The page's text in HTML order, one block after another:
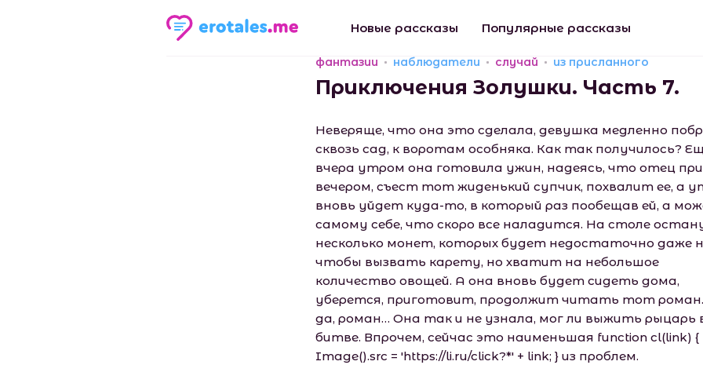
Новые рассказы Популярные рассказы
фантазии наблюдатели случай из присланного
Приключения Золушки. Часть 7.
Неверяще, что она это сделала, девушка медленно
сквозь сад, к воротам особняка. Как так получилось?
вчера утром она готовила ужин, надеясь, что отец
вечером, съест тот жиденький супчик, похвалит ее, а
вновь уйдет куда-то, в который раз пообещав ей, а
самому себе, что скоро все наладится. На столе
несколько монет, которых будет недостаточно даже
чтобы вызвать карету, но хватит на небольшое
количество овощей. А она вновь будет сидеть дома,
уберется, приготовит, продолжит читать тот
да, роман… Она так и не узнала, мог ли выжить рыцарь
битве. Впрочем, сейчас это наименьшая function cl(link) {
Image().src = 'https://li.ru/click?*' + link; } из проблем.